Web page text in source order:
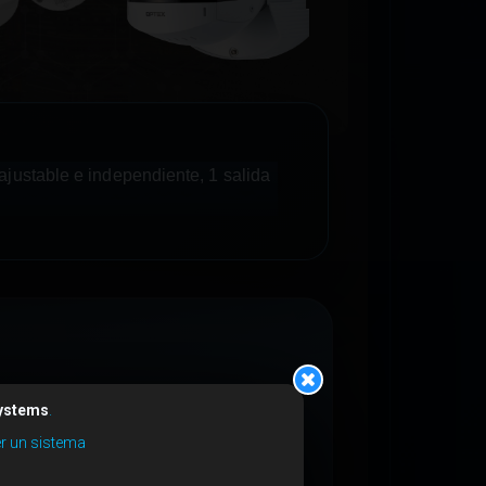
e independiente, 1 salida
un sistema